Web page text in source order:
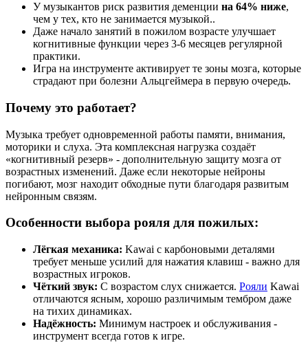
У музыкантов риск развития деменции на 64% ниже,
чем у тех, кто не занимается музыкой..
Даже начало занятий в пожилом возрасте улучшает
когнитивные функции через 3-6 месяцев регулярной
практики.
Игра на инструменте активирует те зоны мозга, которые
страдают при болезни Альцгеймера в первую очередь.
Почему это работает?
Музыка требует одновременной работы памяти, внимания,
моторики и слуха. Эта комплексная нагрузка создаёт
«когнитивный резерв» - дополнительную защиту мозга от
возрастных изменений. Даже если некоторые нейроны
погибают, мозг находит обходные пути благодаря развитым
нейронным связям.
Особенности выбора рояля для пожилых:
Лёгкая механика: Kawai с карбоновыми деталями
требует меньше усилий для нажатия клавиш - важно для
возрастных игроков.
Чёткий звук: С возрастом слух снижается. Рояли Kawai
отличаются ясным, хорошо различимым тембром даже
на тихих динамиках.
Надёжность: Минимум настроек и обслуживания -
инструмент всегда готов к игре.